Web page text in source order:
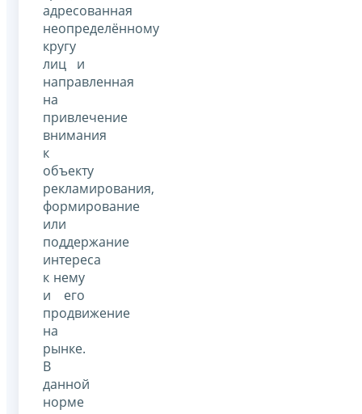
адресованная
неопределённому
кругу
лиц и
направленная
на
привлечение
внимания
к
объекту
рекламирования,
формирование
или
поддержание
интереса
к нему
и его
продвижение
на
рынке.
В
данной
норме